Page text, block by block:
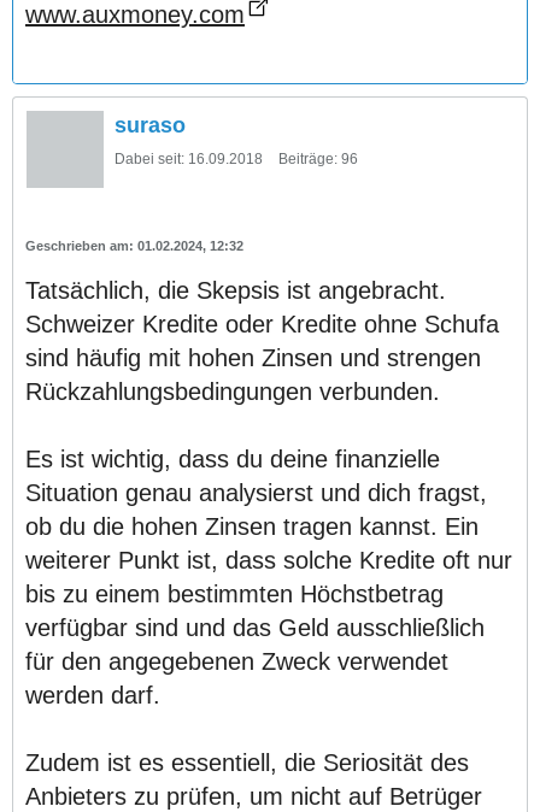
www.auxmoney.com
suraso
Dabei seit: 16.09.2018 Beiträge: 96
01.02.2024, 12:32
Tatsächlich, die Skepsis ist angebracht.
Schweizer Kredite oder Kredite ohne Schufa
sind häufig mit hohen Zinsen und strengen
Rückzahlungsbedingungen verbunden.
Es ist wichtig, dass du deine finanzielle
Situation genau analysierst und dich fragst,
ob du die hohen Zinsen tragen kannst. Ein
weiterer Punkt ist, dass solche Kredite oft nur
bis zu einem bestimmten Höchstbetrag
verfügbar sind und das Geld ausschließlich
für den angegebenen Zweck verwendet
werden darf.
Zudem ist es essentiell, die Seriosität des
Anbieters zu prüfen, um nicht auf Betrüger